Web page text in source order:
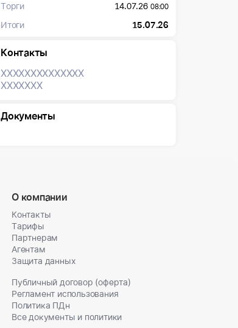
Торги 14.07.26 08:00
Итоги 15.07.26
Контакты
XXXXXXXXXXXXXX
XXXXXXX
Документы
О компании
Контакты
Тарифы
Партнерам
Агентам
Защита данных
Публичный договор (оферта)
Регламент использования
Политика ПДн
Все документы и политики